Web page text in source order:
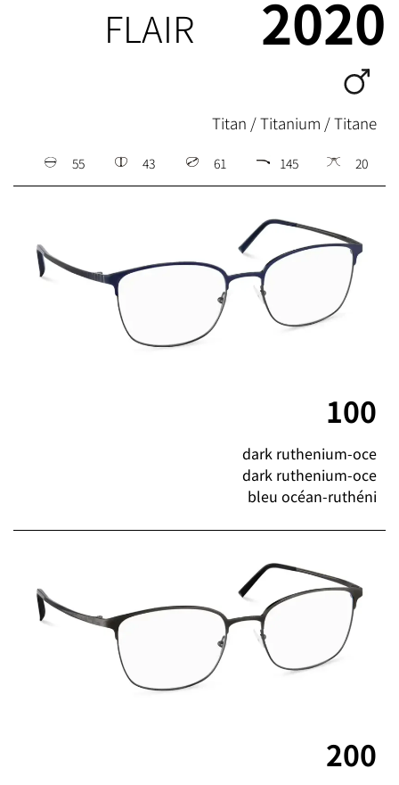
FLAIR 2020
Titan / Titanium / Titane
55 43 61 145 20
100
dark ruthenium-oce
dark ruthenium-oce
bleu océan-ruthéni
200